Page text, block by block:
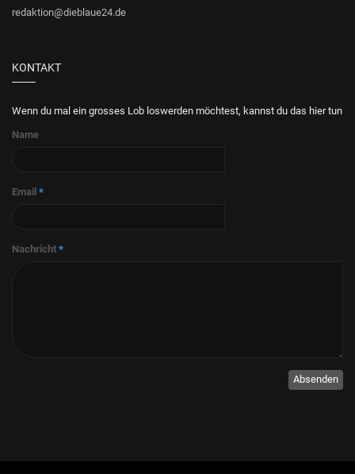
redaktion@dieblaue24.de
KONTAKT
Wenn du mal ein grosses Lob loswerden möchtest, kannst du das hier tun
Name
Email *
Nachricht *
Absenden